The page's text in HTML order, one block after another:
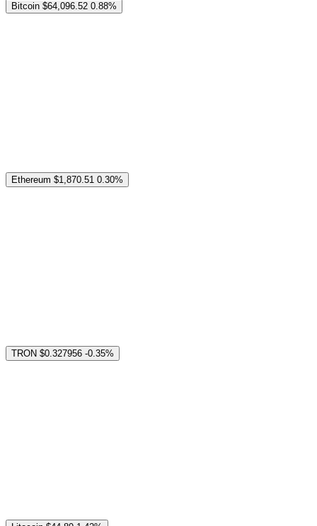
Bitcoin $64,096.52 0.88%
Ethereum $1,870.51 0.30%
TRON $0.327956 -0.35%